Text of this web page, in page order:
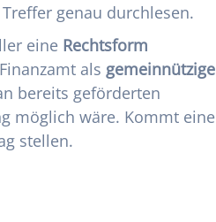
genau durchlesen.
eine Rechtsform
als gemeinnützige
bereits geförderten
möglich wäre. Kommt eine
stellen.